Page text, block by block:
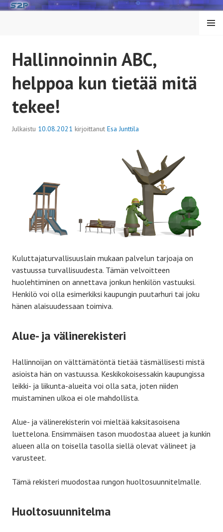
Siirry
VALIK
KO
Hallinnoinnin ABC,
helppoa kun tietää mitä
tekee!
Julkaistu 10.08.2021 kirjoittanut Esa Junttila
Kuluttajaturvallisuuslain mukaan palvelun tarjoaja on
vastuussa turvallisuudesta. Tämän velvoitteen
huolehtiminen on annettava jonkun henkilön vastuuksi.
Henkilö voi olla esimerkiksi kaupungin puutarhuri tai joku
hänen alaisuudessaan toimiva.
Alue- ja välinerekisteri
Hallinnoijan on välttämätöntä tietää täsmällisesti mistä
asioista hän on vastuussa. Keskikokoisessakin kaupungissa
leikki- ja liikunta-alueita voi olla sata, joten niiden
muistaminen ulkoa ei ole mahdollista.
Alue- ja välinerekisterin voi mieltää kaksitasoisena
luettelona. Ensimmäisen tason muodostaa alueet ja kunkin
alueen alla on toisella tasolla siellä olevat välineet ja
varusteet.
Tämä rekisteri muodostaa rungon huoltosuunnitelmalle.
Huoltosuunnitelma